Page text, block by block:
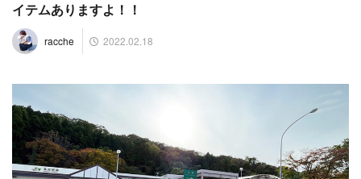
イテムありますよ！！
racche 2022.02.18